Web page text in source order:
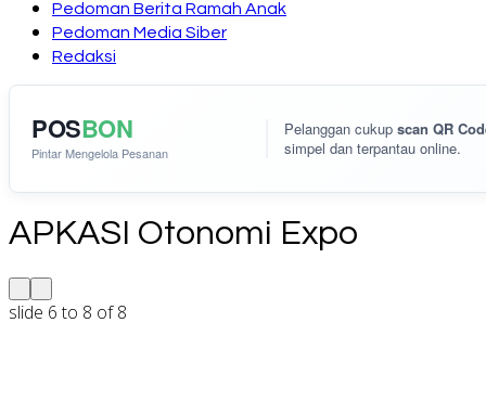
Pedoman Berita Ramah Anak
Pedoman Media Siber
Redaksi
POSBON
Pintar Mengelola Pesanan
Pelanggan cukup scan QR
simpel dan terpantau online.
APKASI Otonomi Expo
slide 6 to 8 of 8